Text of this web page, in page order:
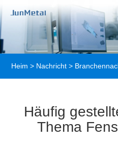
Heim > Nachricht >
Häufig
Thema